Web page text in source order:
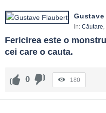
In: Căutare,
Fericirea este o
cei care o cauta.
0 180